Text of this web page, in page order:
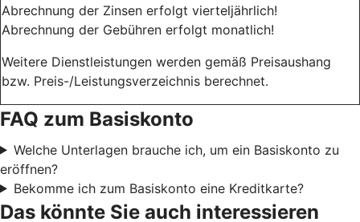
Abrechnung der Zinsen erfolgt vierteljährlich!
Abrechnung der Gebühren erfolgt monatlich!
Weitere Dienstleistungen werden gemäß Preisaushang
bzw. Preis-/Leistungsverzeichnis berechnet.
FAQ zum Basiskonto
Welche Unterlagen brauche ich, um ein Basiskonto zu
eröffnen?
Bekomme ich zum Basiskonto eine Kreditkarte?
Das könnte Sie auch interessieren